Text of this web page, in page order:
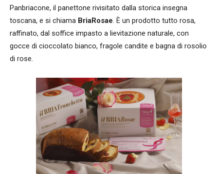
Panbriacone, il panettone rivisitato dalla storica insegna
toscana, e si chiama BriaRosae. È un prodotto tutto rosa,
raffinato, dal soffice impasto a lievitazione naturale, con
gocce di cioccolato bianco, fragole candite e bagna di rosolio
di rose.